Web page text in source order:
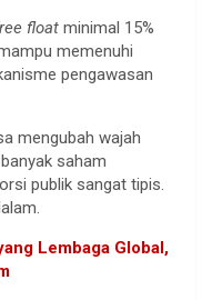
float minimal 15%
memenuhi
pengawasan
mengubah wajah
saham
publik sangat tipis.
Lembaga Global,